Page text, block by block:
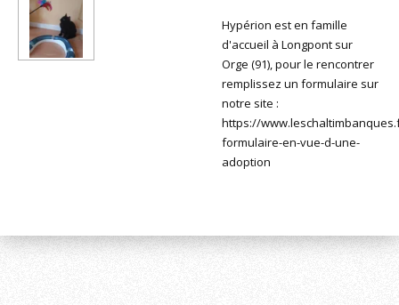
Hypérion est en famille
d'accueil à Longpont sur
Orge (91), pour le rencontrer
remplissez un formulaire sur
notre site :
https://
formulaire-en-vue-d-une-
adoption